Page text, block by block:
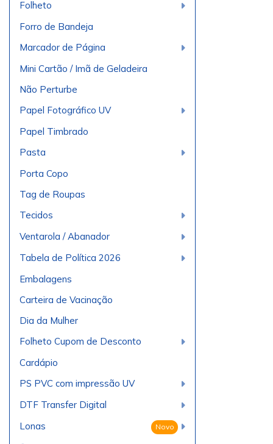
Folheto
Forro de Bandeja
Marcador de Página
Mini Cartão / Imã de Geladeira
Não Perturbe
Papel Fotográfico UV
Papel Timbrado
Pasta
Porta Copo
Tag de Roupas
Tecidos
Ventarola / Abanador
Tabela de Política 2026
Embalagens
Carteira de Vacinação
Dia da Mulher
Folheto Cupom de Desconto
Cardápio
PS PVC com impressão UV
DTF Transfer Digital
Novo
Lonas